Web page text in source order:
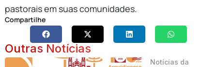
pastorais em suas comunidades.
Compartilhe
Outras Notícias
Notícias da